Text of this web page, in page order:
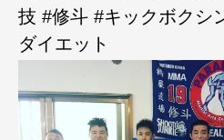
技 #修斗 #キックボクシ
ダイエット